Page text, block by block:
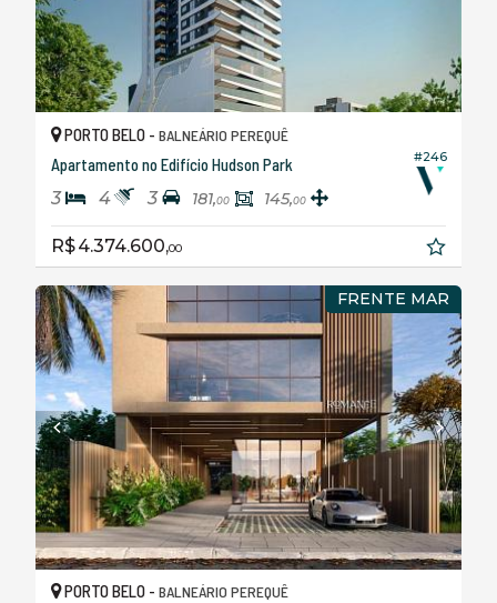
#246
PORTO BELO - BALNEÁRIO PEREQUÊ
Apartamento no Edifício Hudson Park
3 4 3 181,00 145,00
R$ 4.374.600,00
FRENTE MAR
PORTO BELO - BALNEÁRIO PEREQUÊ